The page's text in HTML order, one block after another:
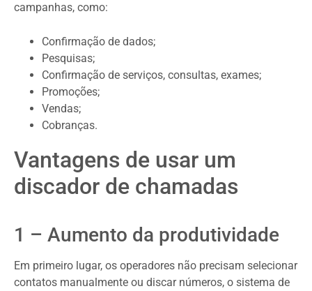
campanhas, como:
Confirmação de dados;
Pesquisas;
Confirmação de serviços, consultas, exames;
Promoções;
Vendas;
Cobranças.
Vantagens de usar um
discador de chamadas
1 – Aumento da produtividade
Em primeiro lugar, os operadores não precisam selecionar
contatos manualmente ou discar números, o sistema de